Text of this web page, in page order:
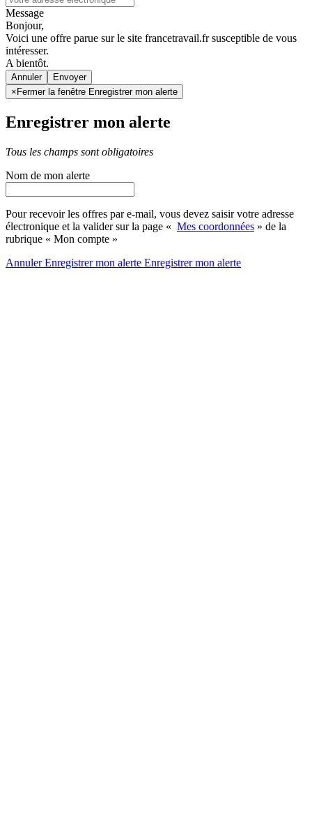
Message
Bonjour,
Voici une offre parue sur le site francetravail.fr susceptible de vous
intéresser.
A bientôt.
Annuler
× Fermer la fenêtre Enregistrer mon alerte
Enregistrer mon alerte
Tous les champs sont obligatoires
Nom de mon alerte
Pour recevoir les offres par e-mail, vous devez saisir votre adresse
électronique et la valider sur la page « Mes coordonnées » de la
rubrique « Mon compte »
AnnulerEnregistrer mon alerte Enregistrermon alerte